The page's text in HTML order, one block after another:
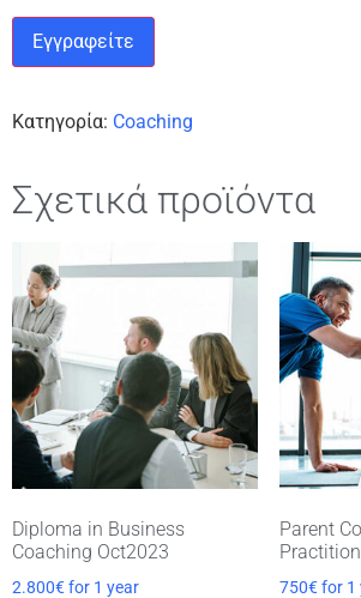
Εγγραφείτε
Κατηγορία: Coaching
Σχετικά προϊόντα
Diploma in Business
Coaching Oct2023
2.800€for 1 year
Parent
750€ for 1